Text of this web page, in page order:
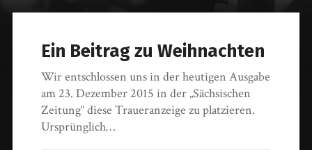
Ein Beitrag zu Weihnachten
Wir entschlossen uns in der heutigen Ausgabe
am 23. Dezember 2015 in der „Sächsischen
Zeitung“ diese Traueranzeige zu platzieren.
Ursprünglich…